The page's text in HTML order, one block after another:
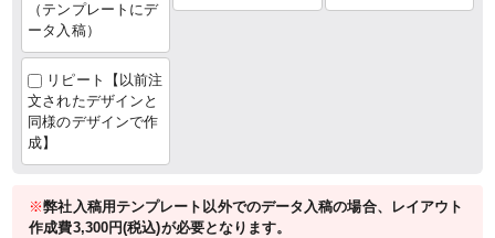
（テンプレートにデ
ータ入稿）
リピート【以前注
文されたデザインと
同様のデザインで作
成】
※弊社入稿用テンプレート以外でのデータ入稿の場合、レイアウト
作成費3,300円(税込)が必要となります。